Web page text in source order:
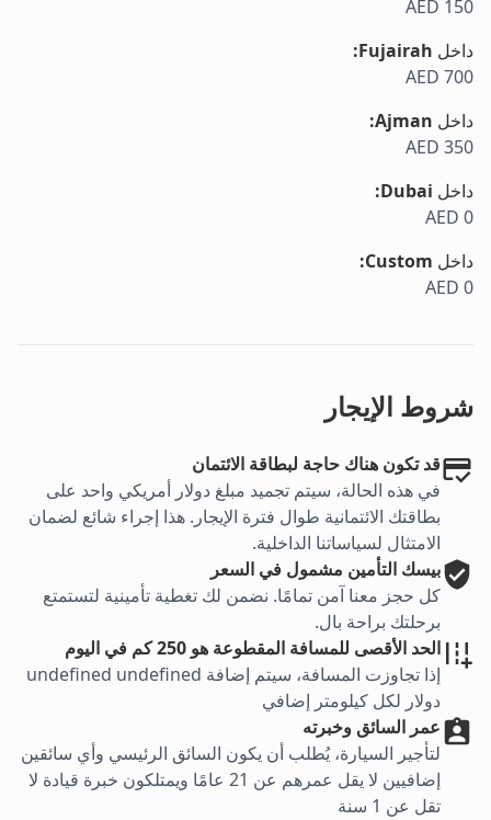
AED 150
داخل Fujairah
:
AED 700
داخل Ajman
:
AED 350
داخل Dubai
:
AED 0
داخل Custom
:
AED 0
شروط الإيجار
قد تكون هناك حاجة لبطاقة الائتمان
في هذه الحالة، سيتم تجميد مبلغ دولار أمريكي واحد على
بطاقتك الائتمانية طوال فترة الإيجار. هذا إجراء شائع لضمان
الامتثال لسياساتنا الداخلية.
بيسك التأمين مشمول في السعر
كل حجز معنا آمن تمامًا. نضمن لك تغطية تأمينية لتستمتع
برحلتك براحة بال.
الحد الأقصى للمسافة المقطوعة هو 250 كم في اليوم
إذا تجاوزت المسافة، سيتم إضافة undefined undefined
دولار لكل كيلومتر إضافي
عمر السائق وخبرته
لتأجير السيارة، يُطلب أن يكون السائق الرئيسي وأي سائقين
إضافيين لا يقل عمرهم عن 21 عامًا ويمتلكون خبرة قيادة لا
تقل عن 1 سنة